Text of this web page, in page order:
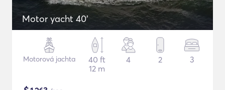
Motor yacht 40'
Motorová jachta
40 ft
12 m
4 2 3